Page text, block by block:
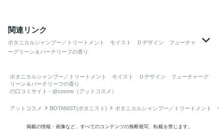
関連リンク
ボタニカルシャンプー／トリートメント モイスト Ｄデザイン フューチャ
ーグリーン＆バーチリーフの香り
ボタニカルシャンプー／トリートメント モイスト Ｄデザイン フューチャーグ
リーン＆バーチリーフの香り
の口コミサイト - @cosme（アットコスメ）
アットコスメ BOTANIST(ボタニスト) ボタニカルシャンプー／トリートメン
掲載の情報・画像など、すべてのコンテンツの無断複写、転載を禁じます。